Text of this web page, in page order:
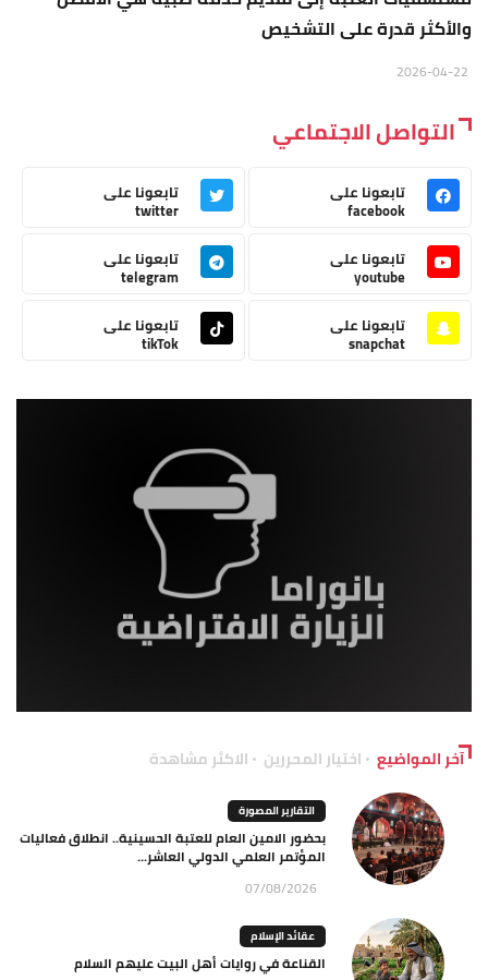
والأكثر قدرة على التشخيص
التواصل الاجتماعي
تابعونا على
facebook
تابعونا على
twitter
تابعونا على
youtube
تابعونا على
telegram
تابعونا على
snapchat
تابعونا على
tikTok
آخر المواضيع اختيار المحررين الاكثر مشاهدة
التقارير المصورة
بحضور الامين العام للعتبة الحسينية.. انطلاق فعاليات
المؤتمر العلمي الدولي العاشر...
07/08/2026
عقائد الإسلام
القناعة في روايات أهل البيت عليهم السلام